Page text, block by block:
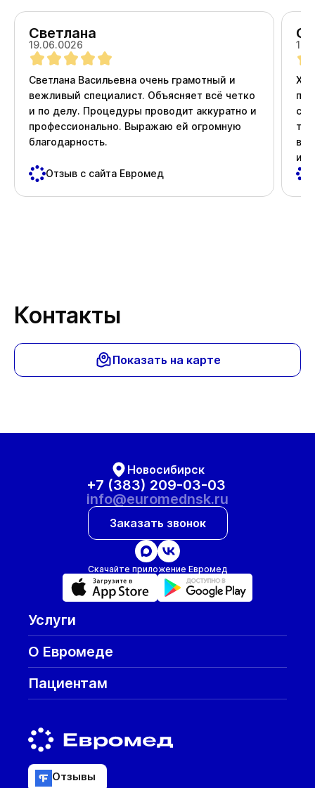
Светлана
19.06.0026
Светлана Васильевна очень грамотный и
вежливый специалист. Объясняет всё четко
и по делу. Процедуры проводит аккуратно и
профессионально. Выражаю ей огромную
благодарность.
Отзыв с сайта Евромед
и
Контакты
Показать на карте
Новосибирск
+7 (383) 209-03-03
info@euromednsk.ru
Заказать звонок
Скачайте приложение Евромед
Услуги
О Евромеде
Пациентам
Отзывы